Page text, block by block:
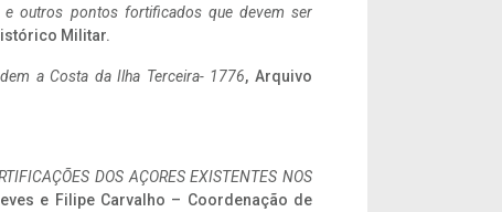
e outros pontos fortificados que devem ser
Militar.
a Costa da Ilha Terceira- 1776, Arquivo
DOS AÇORES EXISTENTES NOS
e Filipe Carvalho – Coordenação de